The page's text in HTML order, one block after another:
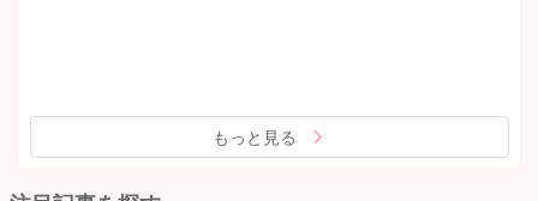
もっと見る